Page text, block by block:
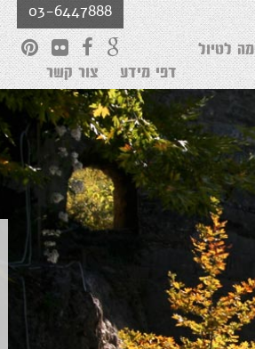
03-6447888
לטיול
דפי מידע
צור קשר